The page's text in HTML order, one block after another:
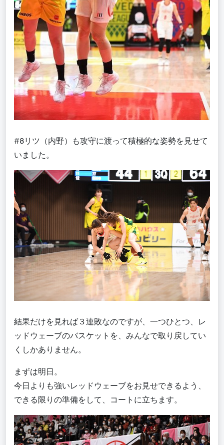
#8リツ（内野）も攻守に渡って積極的な姿勢を見せて
いました。
結果だけを見れば３連敗なのですが、一つひとつ、レ
ッドウェーブのバスケットを、みんなで取り戻してい
くしかありません。
まずは明日。
今日よりも強いレッドウェーブをお見せできるよう、
できる限りの準備をして、コートに立ちます。